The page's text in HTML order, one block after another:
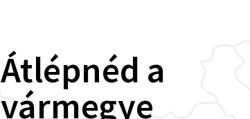
Átlépnéd a
vármegye